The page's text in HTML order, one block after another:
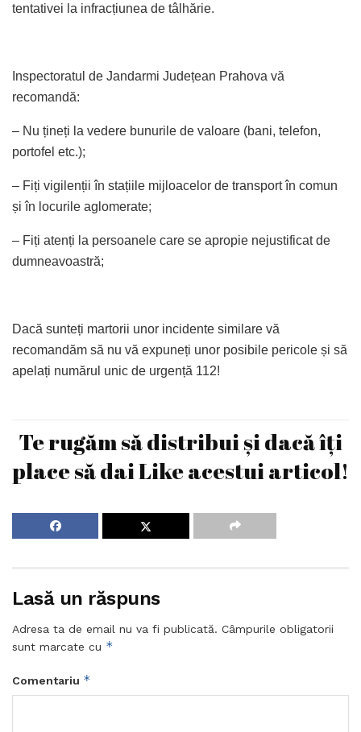
tentativei la infracțiunea de tâlhărie.
Inspectoratul de Jandarmi Județean Prahova vă
recomandă:
– Nu țineți la vedere bunurile de valoare (bani, telefon,
portofel etc.);
– Fiți vigilenții în stațiile mijloacelor de transport în comun
și în locurile aglomerate;
– Fiți atenți la persoanele care se apropie nejustificat de
dumneavoastră;
Dacă sunteți martorii unor incidente similare vă
recomandăm să nu vă expuneți unor posibile pericole și să
apelați numărul unic de urgență 112!
Te rugăm să distribui și dacă îți
place să dai Like acestui articol!
Lasă un răspuns
Adresa ta de email nu va fi publicată. Câmpurile obligatorii
sunt marcate cu *
Comentariu *